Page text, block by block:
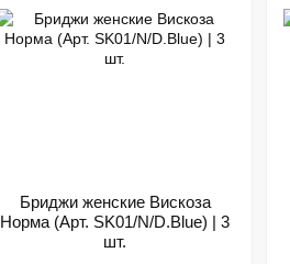
Бриджи женские Вискоза
Норма (Арт. SK01/N/D.Blue) | 3
шт.